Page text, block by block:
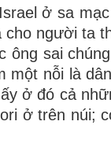
ở sa
người ta
ông sai
một nỗi là
ở đó cả
ở trên núi;